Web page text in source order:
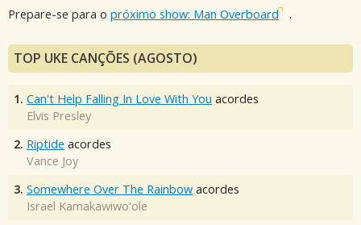
Prepare-se para o próximo show: Man Overboard .
TOP UKE CANÇÕES (AGOSTO)
1. Can't Help Falling In Love With You acordes
Elvis Presley
2. Riptide acordes
Vance Joy
3. Somewhere Over The Rainbow acordes
Israel Kamakawiwo'ole